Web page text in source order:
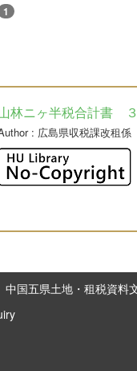
1
林ニヶ半税合計書
: 広島県収税課改租係
中国五県土地・租税資料